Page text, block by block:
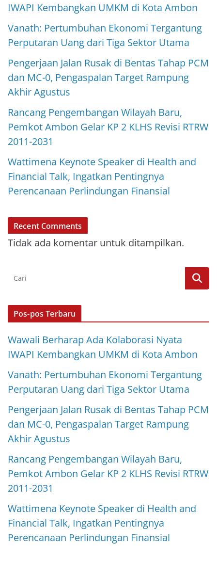
IWAPI Kembangkan UMKM di Kota Ambon
Vanath: Pertumbuhan Ekonomi Tergantung
Perputaran Uang dari Tiga Sektor Utama
Pengerjaan Jalan Rusak di Bentas Tahap PCM
dan MC-0, Pengaspalan Target Rampung
Akhir Agustus
Rancang Pengembangan Wilayah Baru,
Pemkot Ambon Gelar KP 2 KLHS Revisi RTRW
2011-2031
Wattimena Keynote Speaker di Health and
Financial Talk, Ingatkan Pentingnya
Perencanaan Perlindungan Finansial
Recent Comments
Tidak ada komentar untuk ditampilkan.
Pos-pos Terbaru
Wawali Berharap Ada Kolaborasi Nyata
IWAPI Kembangkan UMKM di Kota Ambon
Vanath: Pertumbuhan Ekonomi Tergantung
Perputaran Uang dari Tiga Sektor Utama
Pengerjaan Jalan Rusak di Bentas Tahap PCM
dan MC-0, Pengaspalan Target Rampung
Akhir Agustus
Rancang Pengembangan Wilayah Baru,
Pemkot Ambon Gelar KP 2 KLHS Revisi RTRW
2011-2031
Wattimena Keynote Speaker di Health and
Financial Talk, Ingatkan Pentingnya
Perencanaan Perlindungan Finansial